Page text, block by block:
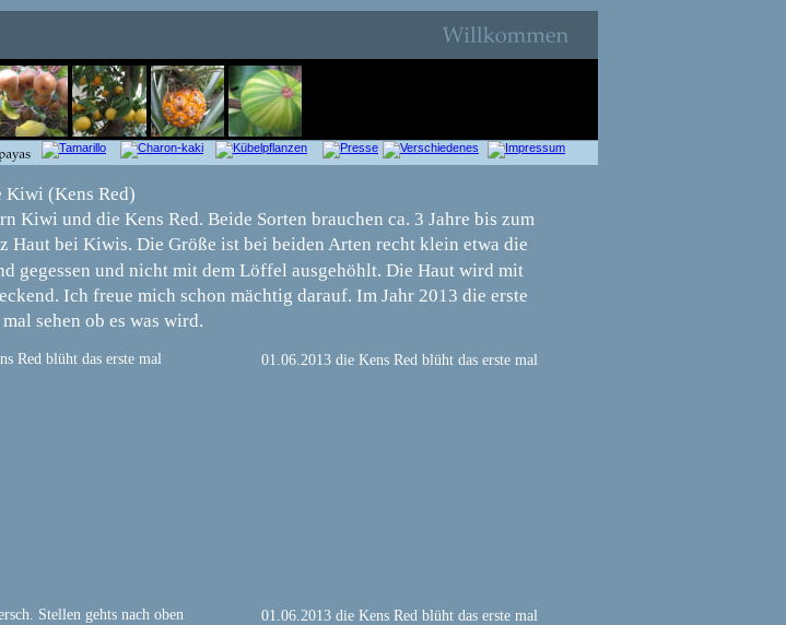
Kiwi (Kens Red)
Kiwi und die Kens Red. Beide Sorten brauchen ca. 3 Jahre bis zum
Haut bei Kiwis. Die Größe ist bei beiden Arten recht klein etwa die
gegessen und nicht mit dem Löffel ausgehöhlt. Die Haut wird mit
Ich freue mich schon mächtig darauf. Im Jahr 2013 die erste
sehen ob es was wird.
Red blüht das erste mal 01.06.2013 die Kens Red blüht das erste mal
Stellen gehts nach oben 01.06.2013 die Kens Red blüht das erste mal